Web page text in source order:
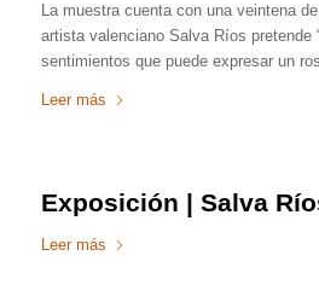
La muestra cuenta con una veintena
artista valenciano Salva Ríos pretende
sentimientos que puede expresar un
Leer más
Exposición | Salva
Leer más